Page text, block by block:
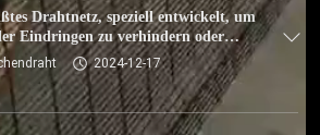
Drahtnetz, speziell entwickelt, um
Eindringen zu verhindern oder
2024-12-17